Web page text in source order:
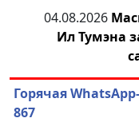
депутат
Горячая
867